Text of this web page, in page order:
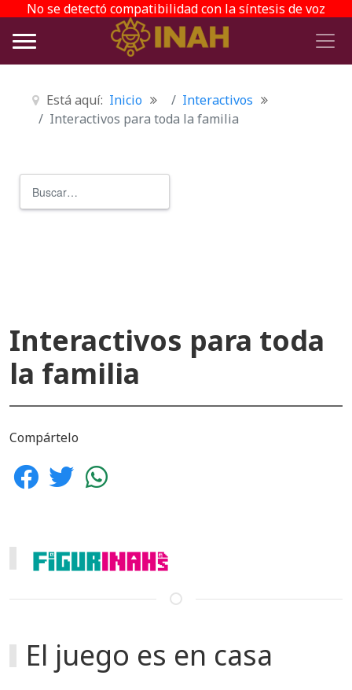
No se detectó compatibilidad con la síntesis de voz
Está aquí: Inicio
Interactivos
Interactivos para toda la familia
Interactivos para toda
la familia
Compártelo
El juego es en casa